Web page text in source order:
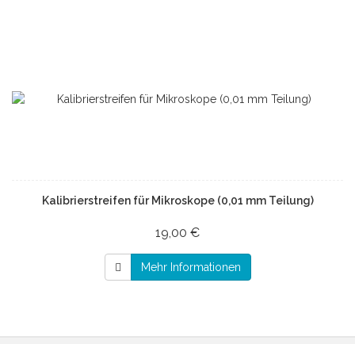
Kalibrierstreifen für Mikroskope (0,01 mm Teilung)
19,00 €
Mehr Informationen